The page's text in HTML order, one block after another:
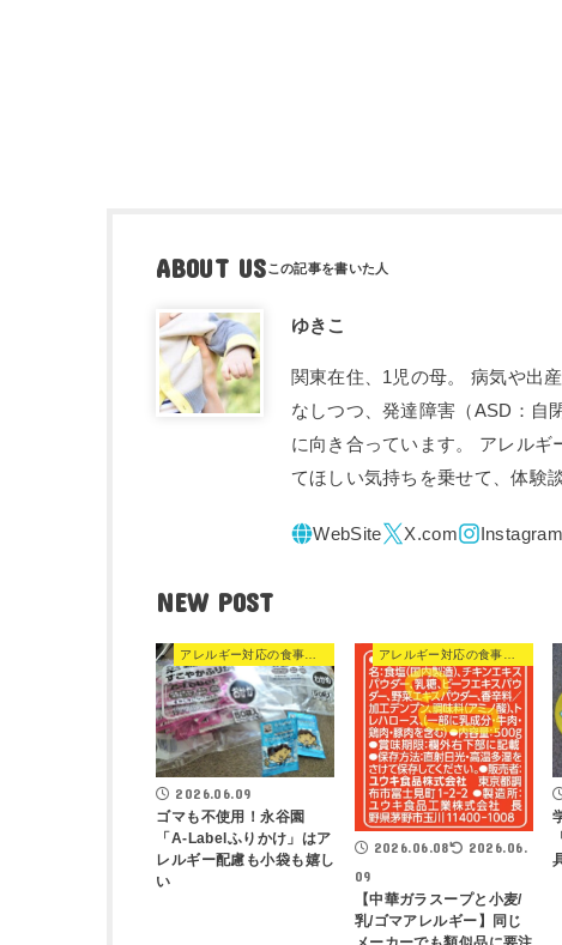
ABOUT US
ゆきこ
関東在住、1児の母。 病気や出
なしつつ、発達障害（ASD：自
に向き合っています。 アレルギ
てほしい気持ちを乗せて、体験
NEW POST
2026.06.09
ゴマも不使用！永谷園
「A-Labelふりかけ」はア
レルギー配慮も小袋も嬉し
い
2026.06.08
2026.06.
09
【中華ガラスープと小麦/
乳/ゴマアレルギー】同じ